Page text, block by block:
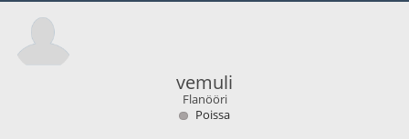
vemuli
Flanööri
Poissa